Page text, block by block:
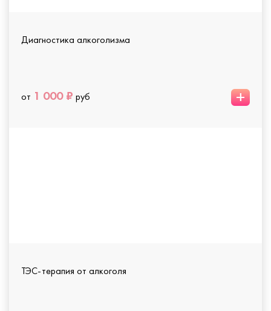
Диагностика алкоголизма
от 1 000 ₽ руб +
ТЭС-терапия от алкоголя